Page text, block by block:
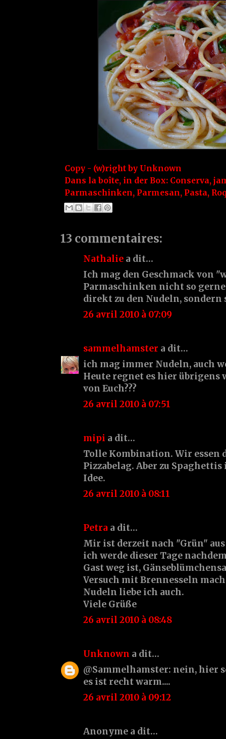
Copy - (w)right by Unknown
Dans la boîte, in der Box: Conserva,
Parmaschinken, Parmesan, Pasta,
13 commentaires:
Nathalie a dit…
Ich mag den Geschmack von
Parmaschinken nicht so
direkt zu den Nudeln,
26 avril 2010 à 07:09
sammelhamster a dit…
ich mag immer Nudeln, auch
Heute regnet es hier übrigens
von Euch???
26 avril 2010 à 07:51
mipi a dit…
Tolle Kombination. Wir essen
Pizzabelag. Aber zu
Idee.
26 avril 2010 à 08:11
Petra a dit…
Mir ist derzeit nach "Grün" aus
ich werde dieser Tage
Gast weg ist,
Versuch mit Brennesseln
Nudeln liebe ich auch.
Viele Grüße
26 avril 2010 à 08:48
Unknown a dit…
@Sammelhamster: nein, hier
es ist recht warm....
26 avril 2010 à 09:12
Anonyme a dit…